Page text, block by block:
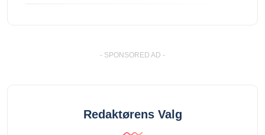
- SPONSORED AD -
Redaktørens Valg